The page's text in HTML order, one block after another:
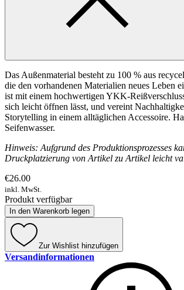
Das Außenmaterial besteht zu 100 % aus
die den vorhandenen Materialien neues Leben
ist mit einem hochwertigen YKK-
sich leicht öffnen lässt, und vereint
Storytelling in einem alltäglichen Accessoire.
Seifenwasser.
Hinweis: Aufgrund des Produktionsprozesses
Druckplatzierung von Artikel zu Artikel leicht
€26.00
inkl. MwSt.
Produkt verfügbar
In den Warenkorb legen
Zur Wishlist hinzufügen
Versandinformationen